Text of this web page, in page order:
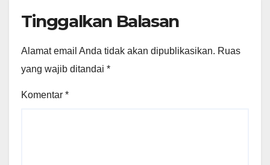
Tinggalkan Balasan
Alamat email Anda tidak akan dipublikasikan. Ruas
yang wajib ditandai *
Komentar *